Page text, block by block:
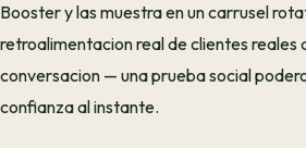
Booster y las muestra en un carrusel
retroalimentacion real de clientes reales
conversacion — una prueba social
confianza al instante.